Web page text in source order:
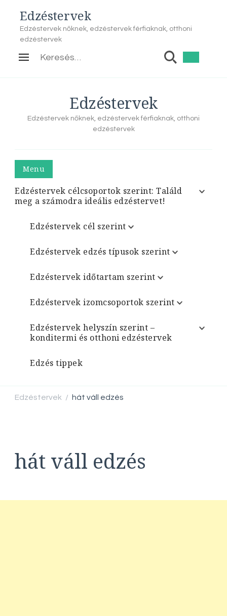
Edzéstervek
Edzéstervek nőknek, edzéstervek férfiaknak, otthoni
edzéstervek
Keresés:
Edzéstervek
Edzéstervek nőknek, edzéstervek férfiaknak, otthoni
edzéstervek
Menu
Edzéstervek célcsoportok szerint: Találd
meg a számodra ideális edzéstervet!
Edzéstervek cél szerint
Edzéstervek edzés típusok szerint
Edzéstervek időtartam szerint
Edzéstervek izomcsoportok szerint
Edzéstervek helyszín szerint –
konditermi és otthoni edzéstervek
Edzés tippek
Edzéstervek / hát váll edzés
hát váll edzés